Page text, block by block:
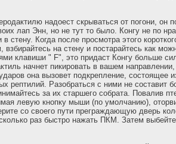
надоест скрываться от погони, он
лап Энн, но не тут то было. Конгу не по
стену. Когда после просмотра этого
взбирайтесь на стену и постарайтесь как
клавиши " F", это придаст Конгу больше
начнет пикировать в вашем
она вызовет подкрепление, состоящее
рептилий. Разобраться с ними не составит
за их старшего собрата. Повалив
левую кнопку мыши (по умолчанию),
со своего пути преграждающую дверь
раз быстро нажать ПКМ. Затем